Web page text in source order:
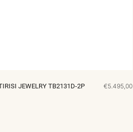
JEWELRY TB2131D-2P €5.495,00